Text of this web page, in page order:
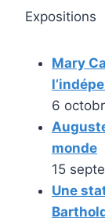
Expositions
Mary
6
monde
15
Une